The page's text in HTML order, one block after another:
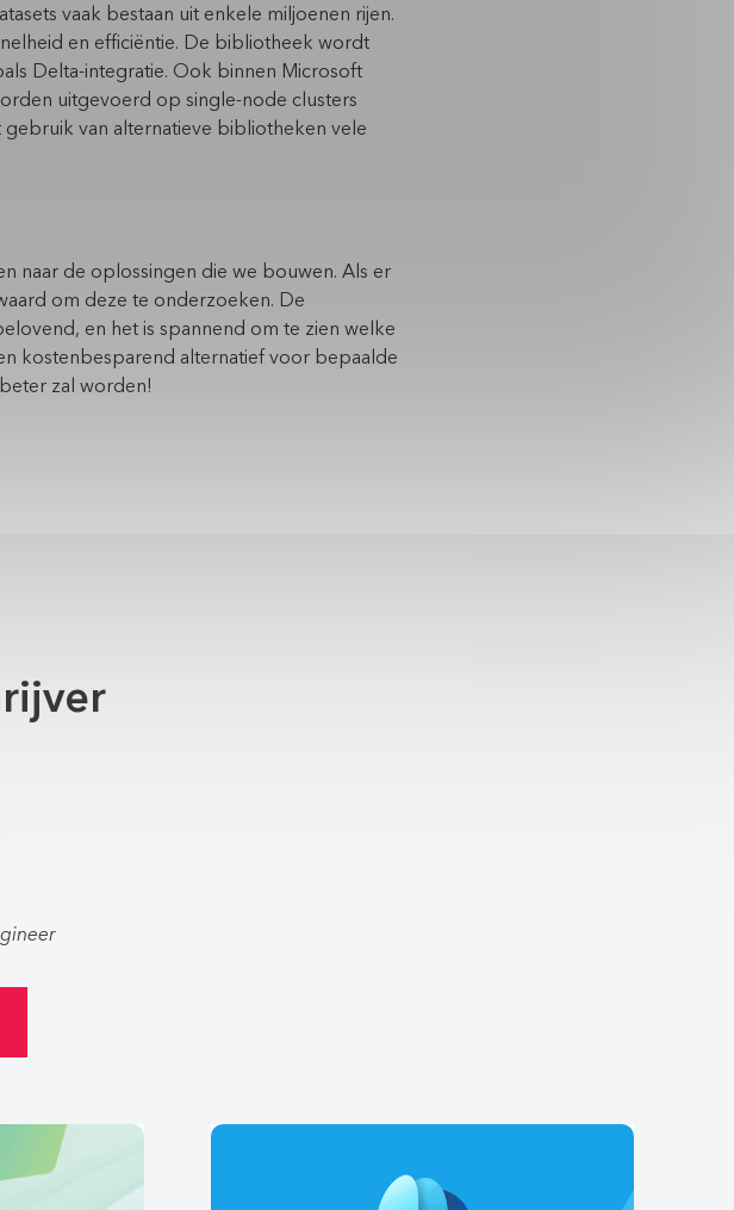
vaak bestaan uit enkele miljoenen rijen.
en efficiëntie. De bibliotheek wordt
Delta-integratie. Ook binnen Microsoft
uitgevoerd opsingle-node clusters
van alternatieve bibliotheken vele
naar de oplossingen die we bouwen. Als er
om deze te onderzoeken. De
en het is spannend om te zien welke
kostenbesparend alternatief voor bepaalde
zal worden!